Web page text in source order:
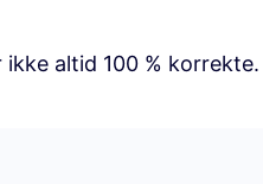
altid 100 % korrekte.